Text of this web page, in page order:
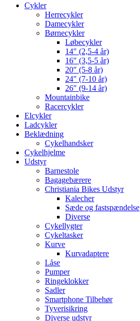
Cykler
Herrecykler
Damecykler
Børnecykler
Løbecykler
14″ (2,5-4 år)
16″ (3,5-5 år)
20″ (5-8 år)
24″ (7-10 år)
26″ (9-14 år)
Mountainbike
Racercykler
Elcykler
Ladcykler
Beklædning
Cykelhandsker
Cykelhjelme
Udstyr
Barnestole
Bagagebærere
Christiania Bikes Udstyr
Kalecher
Sæde og fastspændelse
Diverse
Cykellygter
Cykeltasker
Kurve
Kurvadaptere
Låse
Pumper
Ringeklokker
Sadler
Smartphone Tilbehør
Tyverisikring
Diverse udstyr